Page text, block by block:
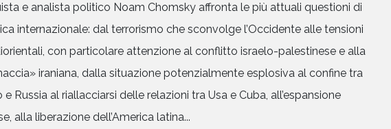
e analista politico Noam Chomsky affronta le più attuali questioni di
internazionale: dal terrorismo che sconvolge l’Occidente alle tensioni
con particolare attenzione al conflitto israelo-palestinese e alla
iraniana, dalla situazione potenzialmente esplosiva al confine tra
e Russia al riallacciarsi delle relazioni tra Usa e Cuba, all’espansione
alla liberazione dell’America latina...